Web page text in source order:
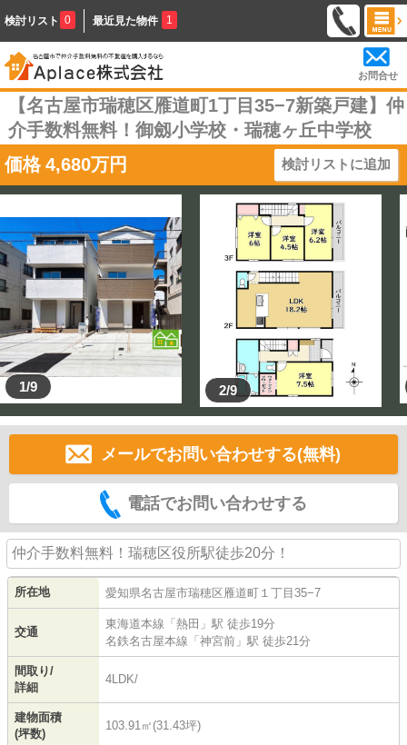
検討リスト 0 最近見た物件 1
お問合せ
【名古屋市瑞穂区雁道町1丁目35−7新築戸建】仲
介手数料無料！御劔小学校・瑞穂ヶ丘中学校
価格 4,680万円 検討リストに追加
1/9 2/9
メールでお問い合わせする(無料)
電話でお問い合わせする
仲介手数料無料！瑞穂区役所駅徒歩20分！
所在地 愛知県名古屋市瑞穂区 雁道町 １丁目35−7
交通
東海道本線 「 熱田 」駅 徒歩19分
名鉄名古屋本線 「 神宮前 」駅 徒歩21分
間取り/
詳細
4LDK/
建物面積
(坪数)
103.91㎡(31.43坪)